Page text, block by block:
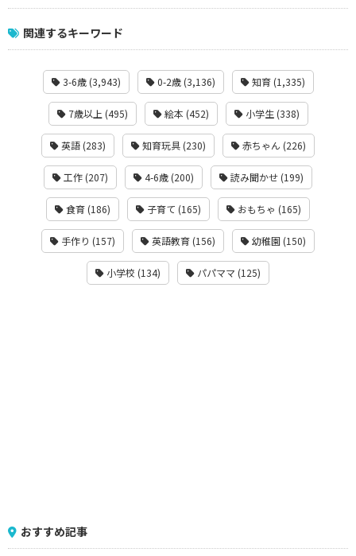
関連するキーワード
3-6歳 (3,943) 0-2歳 (3,136) 知育 (1,335)
7歳以上 (495) 絵本 (452) 小学生 (338)
英語 (283) 知育玩具 (230) 赤ちゃん (226)
工作 (207) 4-6歳 (200) 読み聞かせ (199)
食育 (186) 子育て (165) おもちゃ (165)
手作り (157) 英語教育 (156) 幼稚園 (150)
小学校 (134) パパママ (125)
おすすめ記事